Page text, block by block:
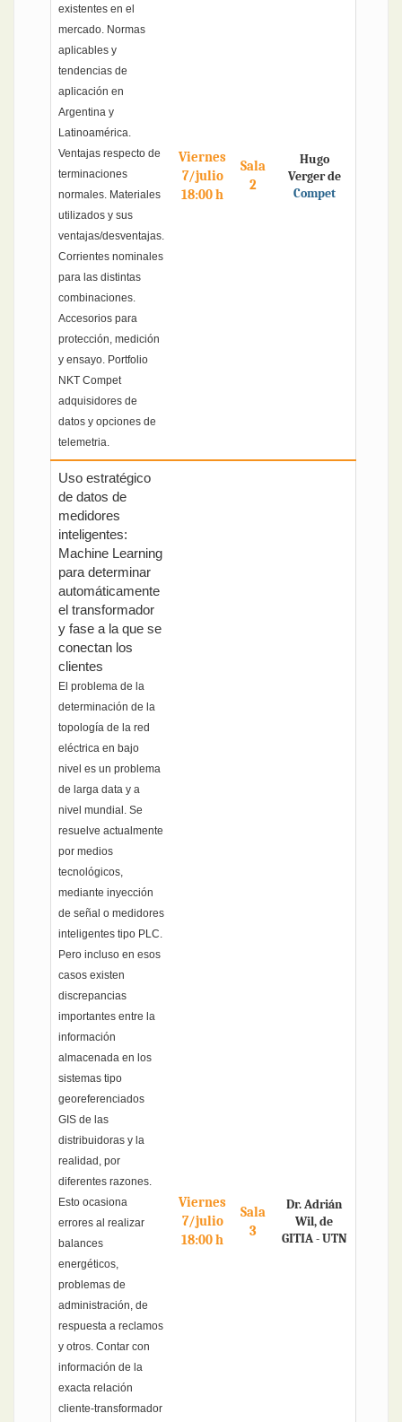
existentes en el
mercado. Normas
aplicables y
tendencias de
aplicación en
Argentina y
Latinoamérica.
Ventajas respecto de
terminaciones
normales. Materiales
utilizados y sus
ventajas/desventajas.
Corrientes nominales
para las distintas
combinaciones.
Accesorios para
protección, medición
y ensayo. Portfolio
NKT Compet
adquisidores de
datos y opciones de
telemetria.
Viernes
7/julio
18:00 h
Sala
2
Hugo
Verger de
Compet
Uso estratégico
de datos de
medidores
inteligentes:
Machine Learning
para determinar
automáticamente
el transformador
y fase a la que se
conectan los
clientes
El problema de la
determinación de la
topología de la red
eléctrica en bajo
nivel es un problema
de larga data y a
nivel mundial. Se
resuelve actualmente
por medios
tecnológicos,
mediante inyección
de señal o medidores
inteligentes tipo PLC.
Pero incluso en esos
casos existen
discrepancias
importantes entre la
información
almacenada en los
sistemas tipo
georeferenciados
GIS de las
distribuidoras y la
realidad, por
diferentes razones.
Esto ocasiona
errores al realizar
balances
energéticos,
problemas de
administración, de
respuesta a reclamos
y otros. Contar con
información de la
exacta relación
cliente-transformador
Viernes
7/julio
18:00 h
Sala
3
Dr. Adrián
Wil, de
GITIA - UTN